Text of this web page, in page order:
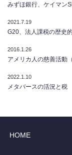
みずほ銀行、ケイマン
2021.7.19
G20、法人課税の歴史
2016.1.26
アメリカ人の慈善活動
2022.1.10
メタバースの活況と税
HOME